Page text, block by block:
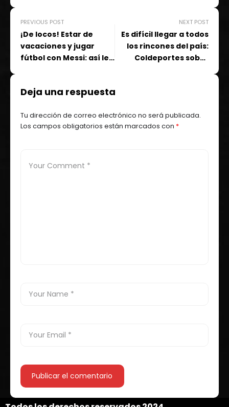
PREVIOUS POST
¡De locos! Estar de
vacaciones y jugar
fútbol con Messi: así les
NEXT POST
Es difícil llegar a todos
los rincones del país:
Coldeportes sobre
Deja una respuesta
Tu dirección de correo electrónico no será publicada.
Los campos obligatorios están marcados con *